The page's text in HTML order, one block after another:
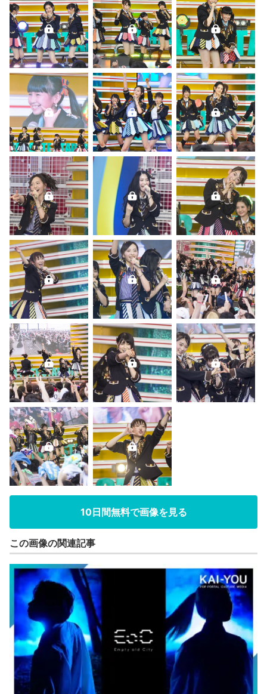
10日間無料で画像を見る
この画像の関連記事